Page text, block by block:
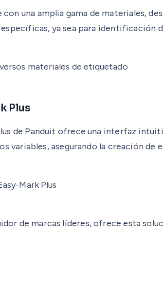
con una amplia gama de materiales,
ya sea para identificación
Plus
de Panduit ofrece una interfaz
variables, asegurando la creación de
de marcas líderes, ofrece esta